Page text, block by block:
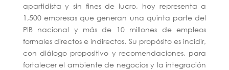
apartidista y sin fines de lucro, hoy representa a
1,500 empresas que generan una quinta parte del
PIB nacional y más de 10 millones de empleos
formales directos e indirectos. Su propósito es incidir,
con diálogo propositivo y recomendaciones, para
fortalecer el ambiente de negocios y la integración